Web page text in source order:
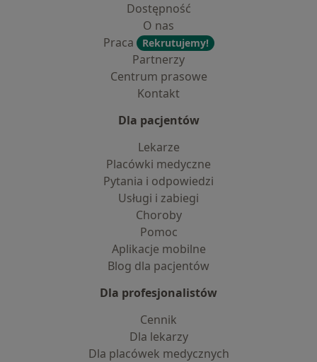
Dostępność
O nas
Praca
Rekrutujemy!
Partnerzy
Centrum prasowe
Kontakt
Dla pacjentów
Lekarze
Placówki medyczne
Pytania i odpowiedzi
Usługi i zabiegi
Choroby
Pomoc
Aplikacje mobilne
Blog dla pacjentów
Dla profesjonalistów
Cennik
Dla lekarzy
Dla placówek medycznych